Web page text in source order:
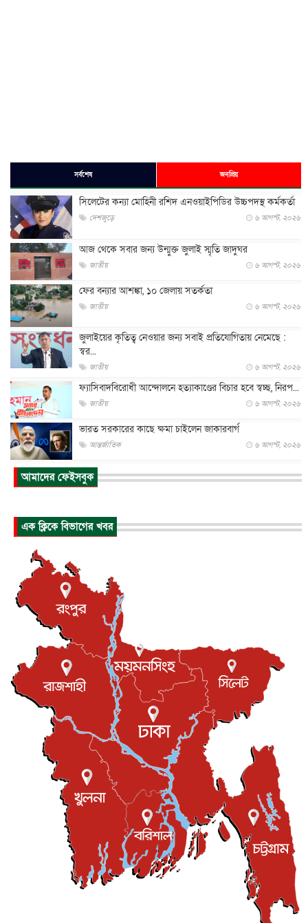
সর্বশেষ জনপ্রিয়
সিলেটের কন্যা মোহিনী রশিদ এনওয়াইপিডির উচ্চপদস্থ কর্মকর্তা
দেশজুড়ে ৬ আগস্ট, ২০২৬
আজ থেকে সবার জন্য উন্মুক্ত জুলাই স্মৃতি জাদুঘর
জাতীয় ৬ আগস্ট, ২০২৬
ফের বন্যার আশঙ্কা, ১০ জেলায় সতর্কতা
জাতীয় ৬ আগস্ট, ২০২৬
জুলাইয়ের কৃতিত্ব নেওয়ার জন্য সবাই প্রতিযোগিতায় নেমেছে :
স্বর...
জাতীয় ৬ আগস্ট, ২০২৬
ফ্যাসিবাদবিরোধী আন্দোলনে হত্যাকাণ্ডের বিচার হবে স্বচ্ছ, নিরপ...
জাতীয় ৬ আগস্ট, ২০২৬
ভারত সরকারের কাছে ক্ষমা চাইলেন জাকারবার্গ
আন্তর্জাতিক ৬ আগস্ট, ২০২৬
আকাশে ট্রাম্পের হেলিকপ্টার ও যাত্রীবাহী বিমান মুখোমুখি, তদন্...
আন্তর্জাতিক
আন্তর্জাতিক ৬ আগস্ট, ২০২৬
টি-টোয়েন্টি ইতিহাসের সর্বোচ্চ রানের মালিক এখন জস বাটলার
বস্তিতে কেটেছে শৈশব, আজ মুম্বাইয়ে দুই বাড়ির মালিক
বিনোদন ৬ আগস্ট, ২০২৬
যুক্তরাজ্যে বসবাসরত জাতীয়তাবাদী কুলাউড়াবাসীর মত বিনিময়
সভা...
ইউকে কমিউনিটি ৫ আগস্ট, ২০২৬
প্রধানমন্ত্রীকে সৌদি আরব সফরের আমন্ত্রণ
জাতীয় ৫ আগস্ট, ২০২৬
জুলাই গণ-অভ্যুত্থান দিবস আজ, স্মরণে দেশজুড়ে কর্মসূচি
জাতীয় ৫ আগস্ট, ২০২৬
জনগণ পরিবর্তন চেয়েছে বলেই জুলাই আন্দোলন সফল :
৫ আগস্ট, ২০২৬
বেনজীর আহমেদের সঙ্গে পরীমনির ঘনিষ্ঠ সম্পর্ক ছিল : নাসির
মাহম...
জাতীয় ৫ আগস্ট, ২০২৬
হরমুজ নিয়ে ইরান-মার্কিন চুক্তি হতে পারে আজ : মার্কিন অর্থমন...
৫ আগস্ট, ২০২৬
আমাদের ফেইসবুক
এক ক্লিকে বিভাগের খবর